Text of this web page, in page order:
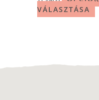
VÁLASZTÁSA